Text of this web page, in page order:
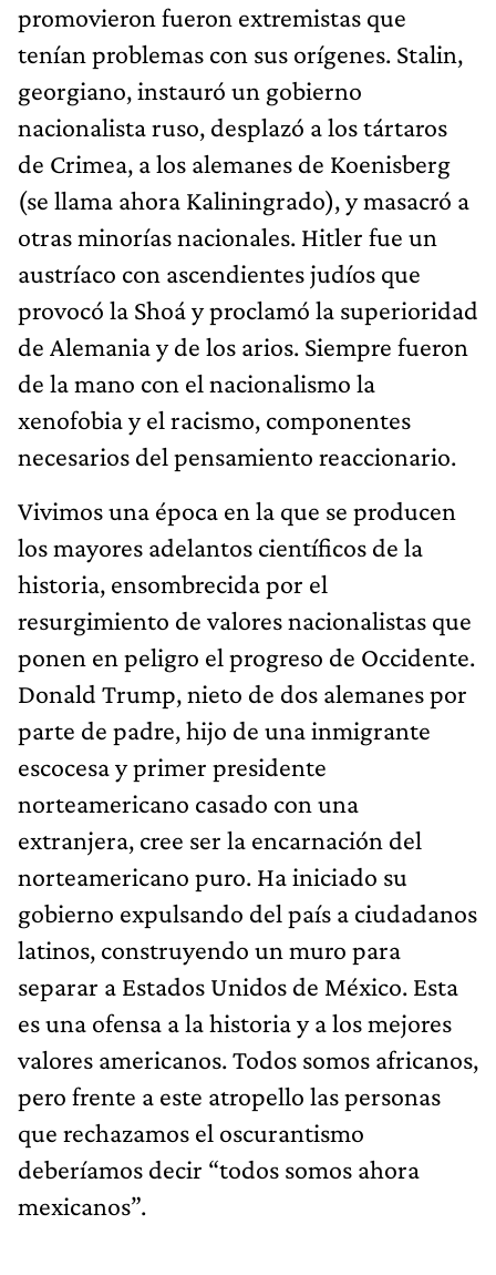
promovieron fueron extremistas que
tenían problemas con sus orígenes. Stalin,
georgiano, instauró un gobierno
nacionalista ruso, desplazó a los tártaros
de Crimea, a los alemanes de Koenisberg
(se llama ahora Kaliningrado), y masacró a
otras minorías nacionales. Hitler fue un
austríaco con ascendientes judíos que
provocó la Shoá y proclamó la superioridad
de Alemania y de los arios. Siempre fueron
de la mano con el nacionalismo la
xenofobia y el racismo, componentes
necesarios del pensamiento reaccionario.
Vivimos una época en la que se producen
los mayores adelantos científicos de la
historia, ensombrecida por el
resurgimiento de valores nacionalistas que
ponen en peligro el progreso de Occidente.
Donald Trump, nieto de dos alemanes por
parte de padre, hijo de una inmigrante
escocesa y primer presidente
norteamericano casado con una
extranjera, cree ser la encarnación del
norteamericano puro. Ha iniciado su
gobierno expulsando del país a ciudadanos
latinos, construyendo un muro para
separar a Estados Unidos de México. Esta
es una ofensa a la historia y a los mejores
valores americanos. Todos somos africanos,
pero frente a este atropello las personas
que rechazamos el oscurantismo
deberíamos decir “todos somos ahora
mexicanos”.